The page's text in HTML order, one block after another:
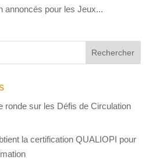
annoncés pour les Jeux...
ronde sur les Défis de Circulation
la certification QUALIOPI pour